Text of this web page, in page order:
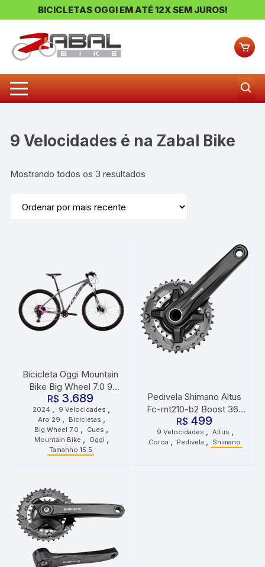
BICICLETAS OGGI EM ATÉ 12X SEM JUROS!
9 Velocidades
Mostrando todos os 3 resultados
Bicicleta Oggi Mountain
Bike Big Wheel 7.0 9
Velocidades Cues
Grafite Rosa Azul
R$ 3.689
2024 9 Velocidades
Aro 29 Bicicletas
Big Wheel 7.0 Cues
Mountain Bike Oggi
Tamanho 15.5
Pedivela Shimano Altus
Fc-mt210-b2 Boost 36-
22d 2x9v 175mm
R$ 499
9 Velocidades , Altus ,
Coroa , Pedivela , Shimano